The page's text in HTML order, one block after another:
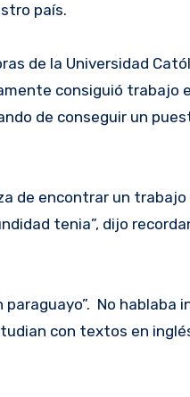
país.
de la Universidad
consiguió trabajo
de conseguir un
de encontrar un trabajo
tenia”, dijo
No hablaba
con textos en